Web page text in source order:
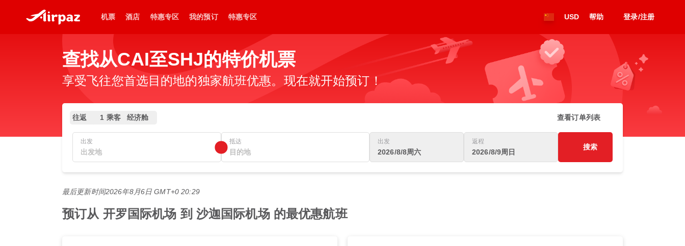
机票 酒店 特惠专区 我的预订 特惠专区 USD 帮助 登录/注册
查找从CAI至SHJ的特价机票
享受飞往您首选目的地的独家航班优惠。现在就开始预订！
往返 1 乘客 经济舱 查看订单列表
出发 抵达 出发
2026/8/8周六
返程
2026/8/9周日
搜索
最后更新时间2026年8月6日 GMT+0 20:29
预订从 开罗国际机场 到 沙迦国际机场 的最优惠航班